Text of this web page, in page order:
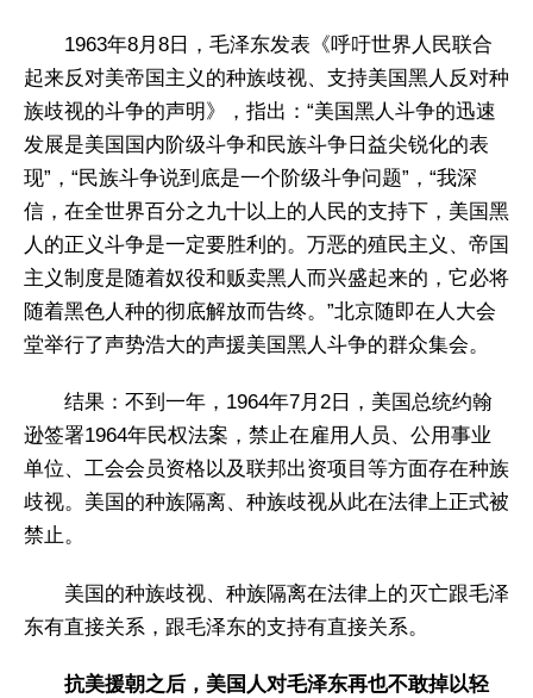
1963年8月8日，毛泽东发表《呼吁世界人民联合
起来反对美帝国主义的种族歧视、支持美国黑人反对种
族歧视的斗争的声明》，指出：“美国黑人斗争的迅速
发展是美国国内阶级斗争和民族斗争日益尖锐化的表
现”，“民族斗争说到底是一个阶级斗争问题”，“我深
信，在全世界百分之九十以上的人民的支持下，美国黑
人的正义斗争是一定要胜利的。万恶的殖民主义、帝国
主义制度是随着奴役和贩卖黑人而兴盛起来的，它必将
随着黑色人种的彻底解放而告终。”北京随即在人大会
堂举行了声势浩大的声援美国黑人斗争的群众集会。
结果：不到一年，1964年7月2日，美国总统约翰
逊签署1964年民权法案，禁止在雇用人员、公用事业
单位、工会会员资格以及联邦出资项目等方面存在种族
歧视。美国的种族隔离、种族歧视从此在法律上正式被
禁止。
美国的种族歧视、种族隔离在法律上的灭亡跟毛泽
东有直接关系，跟毛泽东的支持有直接关系。
抗美援朝之后，美国人对毛泽东再也不敢掉以轻